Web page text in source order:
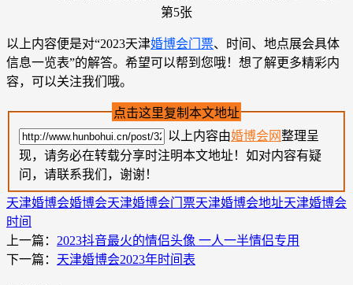
以上内容便是对“2023天津婚博会门票、时间、地点展会具体
信息一览表”的解答。希望可以帮到您哦！想了解更多精彩内
容，可以关注我们哦。
点击这里复制本文地址
以上内容由婚博会网整理呈
现，请务必在转载分享时注明本文地址！如对内容有疑
问，请联系我们，谢谢！
天津婚博会婚博会天津婚博会门票天津婚博会地址天津婚博会
时间
上一篇： 2023抖音最火的情侣头像 一人一半情侣专用
下一篇： 天津婚博会2023年时间表